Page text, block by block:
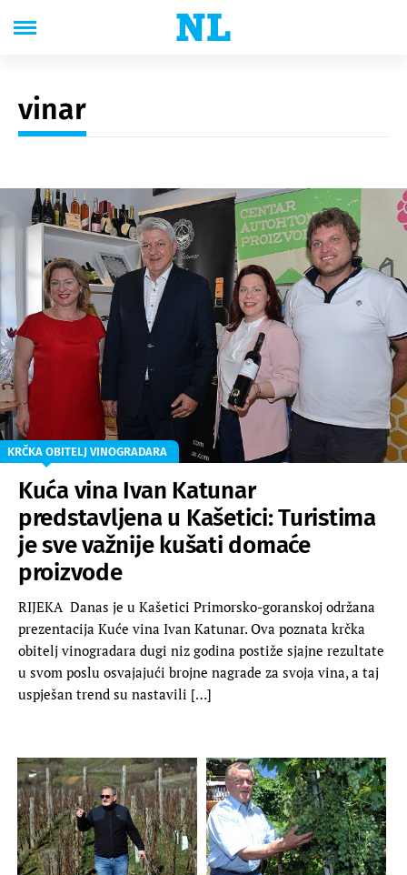
vinar
KRČKA OBITELJ VINOGRADARA
Kuća vina Ivan Katunar
predstavljena u Kašetici: Turistima
je sve važnije kušati domaće
proizvode
RIJEKA Danas je u Kašetici Primorsko-goranskoj održana
prezentacija Kuće vina Ivan Katunar. Ova poznata krčka
obitelj vinogradara dugi niz godina postiže sjajne rezultate
u svom poslu osvajajući brojne nagrade za svoja vina, a taj
uspješan trend su nastavili […]